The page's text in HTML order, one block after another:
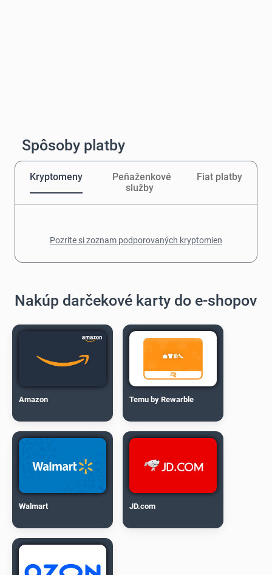
Spôsoby platby
Kryptomeny
Peňaženkové
služby
Fiat platby
Pozrite si zoznam podporovaných kryptomien
Nakúp darčekové karty do e-shopov
Amazon Temu by Rewarble
Walmart JD.com